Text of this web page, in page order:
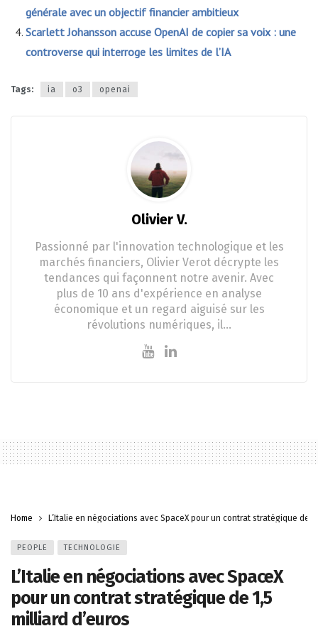
générale avec un objectif financier ambitieux
Scarlett Johansson accuse OpenAI de copier sa voix : une
controverse qui interroge les limites de l’IA
Tags: ia o3 openai
Olivier V.
Passionné par l'innovation technologique et les
marchés financiers, Olivier Verot décrypte les
tendances qui façonnent notre avenir. Avec
plus de 10 ans d'expérience en analyse
économique et un regard aiguisé sur les
révolutions numériques, il…
Home L’Italie en négociations avec SpaceX pour un contrat stratégique de
PEOPLE TECHNOLOGIE
L’Italie en négociations avec SpaceX
pour un contrat stratégique de 1,5
milliard d’euros